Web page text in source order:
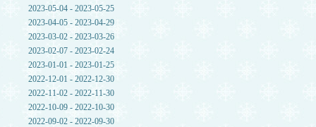
2023-05-04 - 2023-05-25
2023-04-05 - 2023-04-29
2023-03-02 - 2023-03-26
2023-02-07 - 2023-02-24
2023-01-01 - 2023-01-25
2022-12-01 - 2022-12-30
2022-11-02 - 2022-11-30
2022-10-09 - 2022-10-30
2022-09-02 - 2022-09-30